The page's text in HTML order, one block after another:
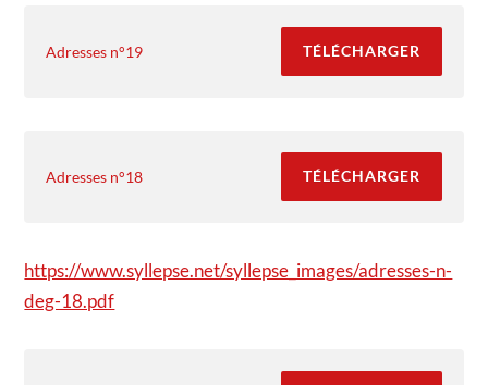
Adresses n°19 TÉLÉCHARGER
Adresses n°18 TÉLÉCHARGER
https://www.syllepse.net/syllepse_images/adresses-n-
deg-18.pdf